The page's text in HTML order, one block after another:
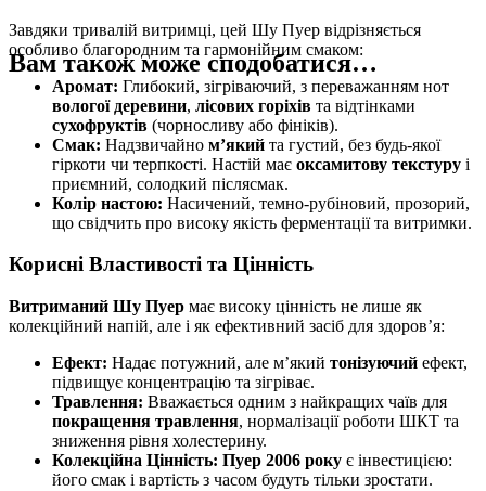
Завдяки тривалій витримці, цей Шу Пуер відрізняється
особливо благородним та гармонійним смаком:
Аромат: Глибокий, зігріваючий, з переважанням нот
вологої деревини, лісових горіхів та відтінками
сухофруктів (чорносливу або фініків).
Смак: Надзвичайно м’який та густий, без будь-якої
гіркоти чи терпкості. Настій має оксамитову текстуру і
приємний, солодкий післясмак.
Колір настою: Насичений, темно-рубіновий, прозорий,
що свідчить про високу якість ферментації та витримки.
Корисні Властивості та Цінність
Витриманий Шу Пуер має високу цінність не лише як
колекційний напій, але і як ефективний засіб для здоров’я:
Ефект: Надає потужний, але м’який тонізуючий ефект,
підвищує концентрацію та зігріває.
Травлення: Вважається одним з найкращих чаїв для
покращення травлення, нормалізації роботи ШКТ та
зниження рівня холестерину.
Колекційна Цінність: Пуер 2006 року є інвестицією:
його смак і вартість з часом будуть тільки зростати.
Вам також може сподобатися…